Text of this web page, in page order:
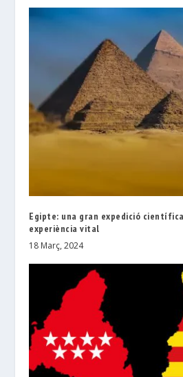
Egipte: una gran expedició
experiència vital
18 Març, 2024